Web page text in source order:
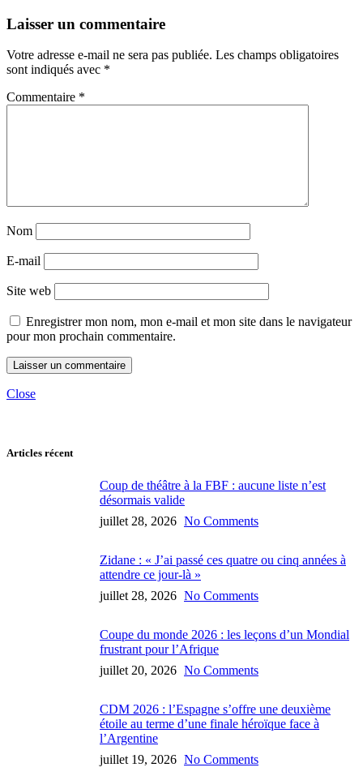
Laisser un commentaire
Votre adresse e-mail ne sera pas publiée. Les champs obligatoires
sont indiqués avec *
Commentaire *
Nom
E-mail
Site web
Enregistrer mon nom, mon e-mail et mon site dans le navigateur
pour mon prochain commentaire.
Close
Articles récent
Coup de théâtre à la FBF : aucune liste n’est
désormais valide
juillet 28, 2026 No Comments
Zidane : « J’ai passé ces quatre ou cinq années à
attendre ce jour-là »
juillet 28, 2026 No Comments
Coupe du monde 2026 : les leçons d’un Mondial
frustrant pour l’Afrique
juillet 20, 2026 No Comments
CDM 2026 : l’Espagne s’offre une deuxième
étoile au terme d’une finale héroïque face à
l’Argentine
juillet 19, 2026 No Comments